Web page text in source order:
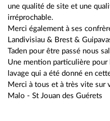
une qualité de site et une
irréprochable.
Merci également à ses
Landivisiau & Brest &
Taden pour être passé nous
Une mention particulière
lavage qui a été donné en
Merci à tous et à très vite sur
Malo - St Jouan des Guérets